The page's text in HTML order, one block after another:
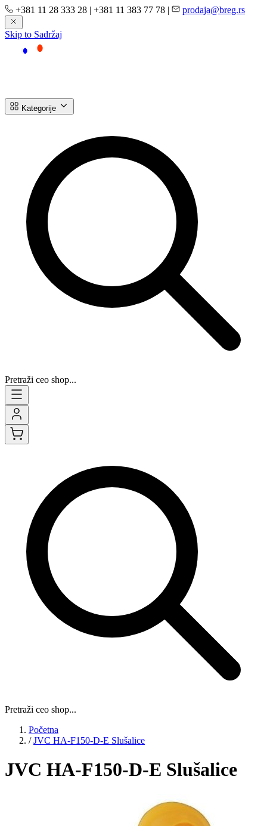
+381 11 28 333 28 | +381 11 383 77 78 | prodaja@breg.rs
Skip to Sadržaj
Kategorije
Pretraži ceo shop...
Pretraži ceo shop...
Početna
/ JVC HA-F150-D-E Slušalice
JVC HA-F150-D-E Slušalice